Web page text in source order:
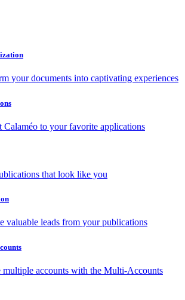
your documents into captivating experiences
Calaméo to your favorite applications
that look like you
valuable leads from your publications
multiple accounts with the Multi-Accounts